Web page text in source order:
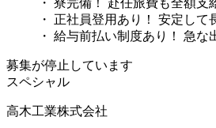
・ 正社員登用あり！ 安定して
・ 給与前払い制度あり！ 急な
募集が停止しています
スペシャル
高木工業株式会社